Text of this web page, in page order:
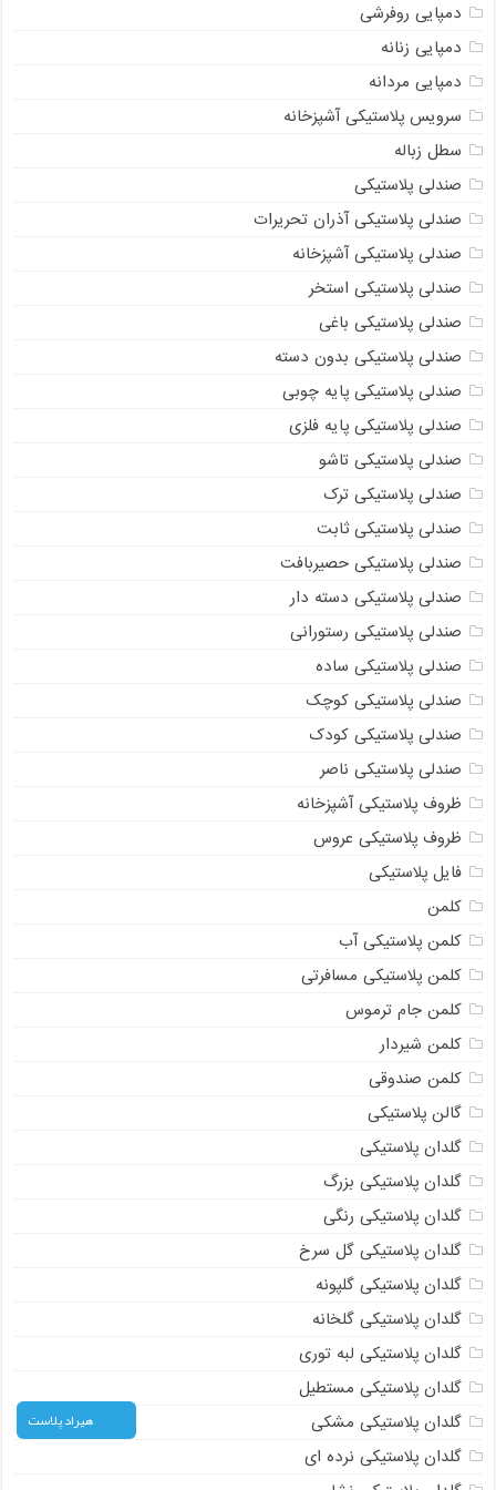
دمپایی روفرشی
دمپایی زنانه
دمپایی مردانه
سرویس پلاستیکی آشپزخانه
سطل زباله
صندلی پلاستیکی
صندلی پلاستیکی آذران تحریرات
صندلی پلاستیکی آشپزخانه
صندلی پلاستیکی استخر
صندلی پلاستیکی باغی
صندلی پلاستیکی بدون دسته
صندلی پلاستیکی پایه چوبی
صندلی پلاستیکی پایه فلزی
صندلی پلاستیکی تاشو
صندلی پلاستیکی ترک
صندلی پلاستیکی ثابت
صندلی پلاستیکی حصیربافت
صندلی پلاستیکی دسته دار
صندلی پلاستیکی رستورانی
صندلی پلاستیکی ساده
صندلی پلاستیکی کوچک
صندلی پلاستیکی کودک
صندلی پلاستیکی ناصر
ظروف پلاستیکی آشپزخانه
ظروف پلاستیکی عروس
فایل پلاستیکی
کلمن
کلمن پلاستیکی آب
کلمن پلاستیکی مسافرتی
کلمن جام ترموس
کلمن شیردار
کلمن صندوقی
گالن پلاستیکی
گلدان پلاستیکی
گلدان پلاستیکی بزرگ
گلدان پلاستیکی رنگی
گلدان پلاستیکی گل سرخ
گلدان پلاستیکی گلپونه
گلدان پلاستیکی گلخانه
گلدان پلاستیکی لبه توری
گلدان پلاستیکی مستطیل
گلدان پلاستیکی مشکی
گلدان پلاستیکی نرده ای
هیراد پلاست